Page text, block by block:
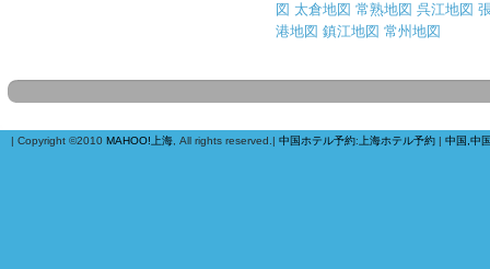
図 太倉地図 常熟地図 呉江地図
港地図 鎮江地図 常州地図
| Copyright ©2010 MAHOO!上海 , All rights reserved.| 中国ホテル予約: 上海ホテル予約 | 中国,中